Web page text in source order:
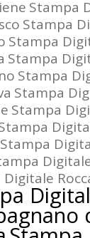
Stampa
Stampa
Stampa
Stampa
Stampa
Stampa
Stampa
Stampa